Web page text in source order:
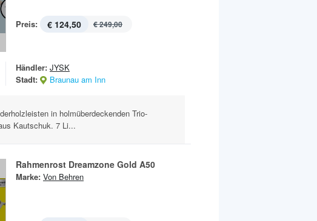
Preis: € 124,50 € 249,00
Händler: JYSK
Stadt:
Braunau am Inn
in holmüberdeckenden Trio-
Kautschuk. 7 Li...
Rahmenrost Dreamzone Gold A50
Marke: Von Behren